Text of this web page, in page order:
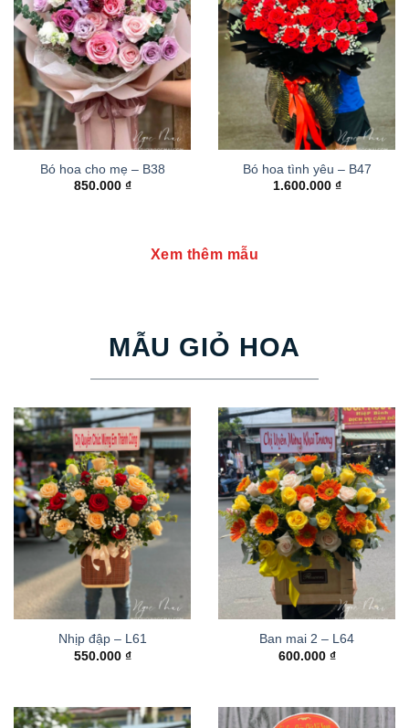
Bó hoa cho mẹ – B38
850.000 ₫
Bó hoa tình yêu – B47
1.600.000 ₫
Xem thêm mẫu
MẪU GIỎ HOA
Nhịp đập – L61
550.000 ₫
Ban mai 2 – L64
600.000 ₫